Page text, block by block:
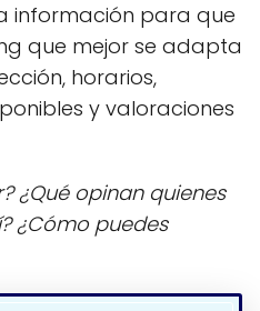
información para que
que mejor se adapta
horarios,
y valoraciones
¿Qué opinan quienes
¿Cómo puedes